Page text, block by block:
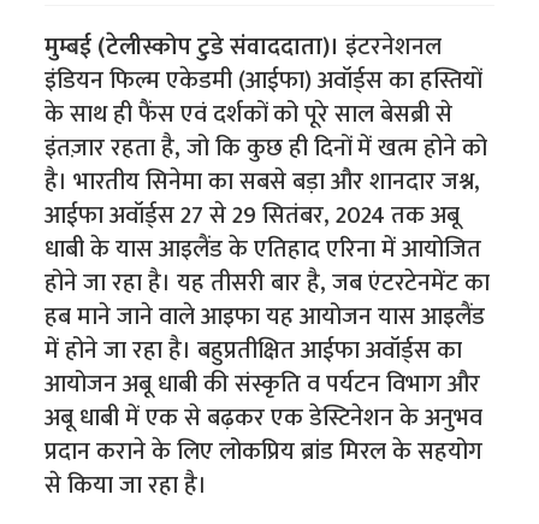
मुम्बई (टेलीस्कोप टुडे संवाददाता)।इंटरनेशनल
इंडियन फिल्म एकेडमी (आईफा) अवॉर्ड्स का हस्तियों
के साथ ही फैंस एवं दर्शकों को पूरे साल बेसब्री से
इंतज़ार रहता है, जो कि कुछ ही दिनों में खत्म होने को
है। भारतीय सिनेमा का सबसे बड़ा और शानदार जश्न,
आईफा अवॉर्ड्स 27 से 29 सितंबर, 2024 तक अबू
धाबी के यास आइलैंड के एतिहाद एरिना में आयोजित
होने जा रहा है। यह तीसरी बार है, जब एंटरटेनमेंट का
हब माने जाने वाले आइफा यह आयोजन यास आइलैंड
में होने जा रहा है। बहुप्रतीक्षित आईफा अवॉर्ड्स का
आयोजन अबू धाबी की संस्कृति व पर्यटन विभाग और
अबू धाबी में एक से बढ़कर एक डेस्टिनेशन के अनुभव
प्रदान कराने‌ के लिए लोकप्रिय ब्रांड मिरल के सहयोग
से किया जा रहा है।